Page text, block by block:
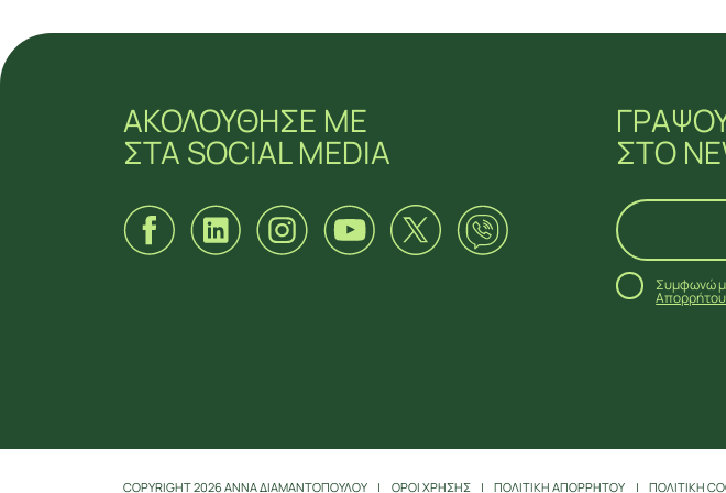
ΑΚΟΛΟΥΘΗΣΕ ΜΕ
ΣΤΑ SOCIAL MEDIA ΣΤΟ
Συμφωνώ
Απορρήτου
COPYRIGHT 2026 ΑΝΝΑ ΔΙΑΜΑΝΤΟΠΟΥΛΟΥ ΟΡΟΙ ΧΡΗΣΗΣ ΠΟΛΙΤΙΚΗ ΑΠΟΡΡΗΤΟΥ ΠΟΛΙΤΙΚΗ